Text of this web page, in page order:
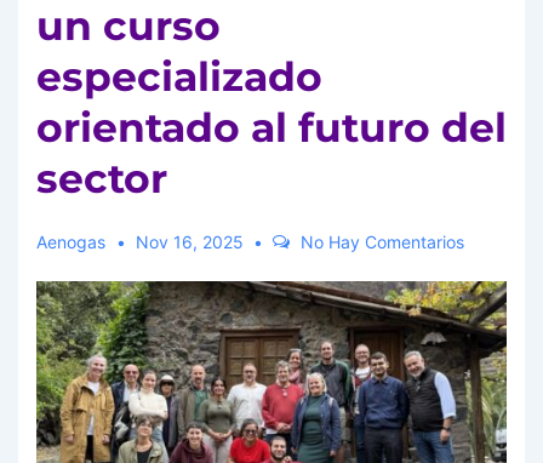
un curso
especializado
orientado al futuro del
sector
Aenogas Nov 16, 2025 No Hay Comentarios